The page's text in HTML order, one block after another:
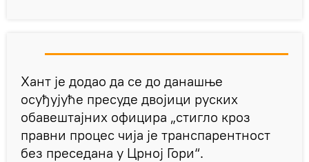
Хант је додао да се до данашње
осуђујуће пресуде двојици руских
обавештајних официра „стигло кроз
правни процес чија је транспарентност
без преседана у Црној Гори“.